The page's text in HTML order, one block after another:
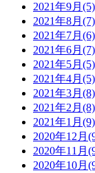
2021年9月(5)
2021年8月(7)
2021年7月(6)
2021年6月(7)
2021年5月(5)
2021年4月(5)
2021年3月(8)
2021年2月(8)
2021年1月(9)
2020年12月
2020年11月
2020年10月